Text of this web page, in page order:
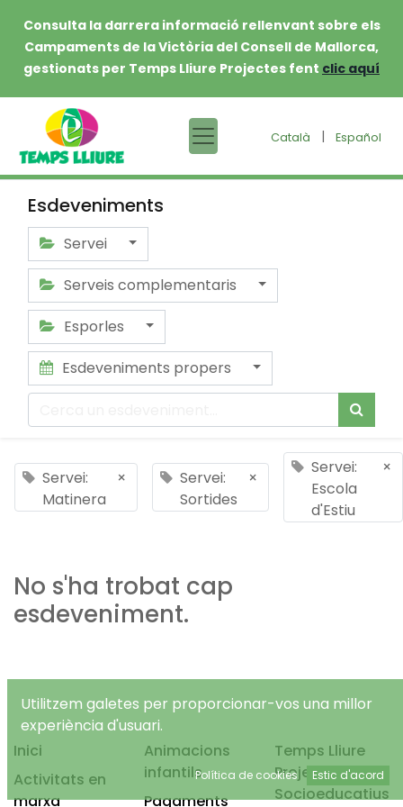
Consulta la darrera informació rellenvant sobre els
Campaments de la Victòria del Consell de Mallorca,
gestionats per Temps Lliure Projectes fent clic aquí
Català | Español
Esdeveniments
Servei
Serveis complementaris
Esporles
Esdeveniments propers
Servei:
Matinera
×
Servei:
Sortides
×
Servei:
Escola
d'Estiu
×
No s'ha trobat cap
esdeveniment.
Inici
Activitats en
marxa
Animacions
infantils
Pagaments
Temps Lliure
Projectes
Socioeducatius
Utilitzem galetes per proporcionar-vos una millor
experiència d'usuari.
Política de cookies Estic d'acord